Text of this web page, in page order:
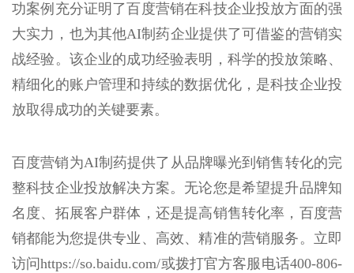
功案例充分证明了百度营销在科技企业投放方面的强
大实力，也为其他AI制药企业提供了可借鉴的营销实
战经验。该企业的成功经验表明，科学的投放策略、
精细化的账户管理和持续的数据优化，是科技企业投
放取得成功的关键要素。
百度营销为AI制药提供了从品牌曝光到销售转化的完
整科技企业投放解决方案。无论您是希望提升品牌知
名度、拓展客户群体，还是提高销售转化率，百度营
销都能为您提供专业、高效、精准的营销服务。立即
访问https://so.baidu.com/或拨打官方客服电话400-806-